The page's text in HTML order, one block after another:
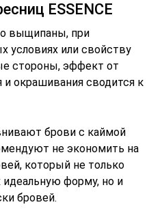
ESSENCE
выщипаны, при
условиях или свойству
стороны, эффект от
окрашивания сводится к
брови с каймой
не экономить на
который не только
идеальную форму, но и
бровей.